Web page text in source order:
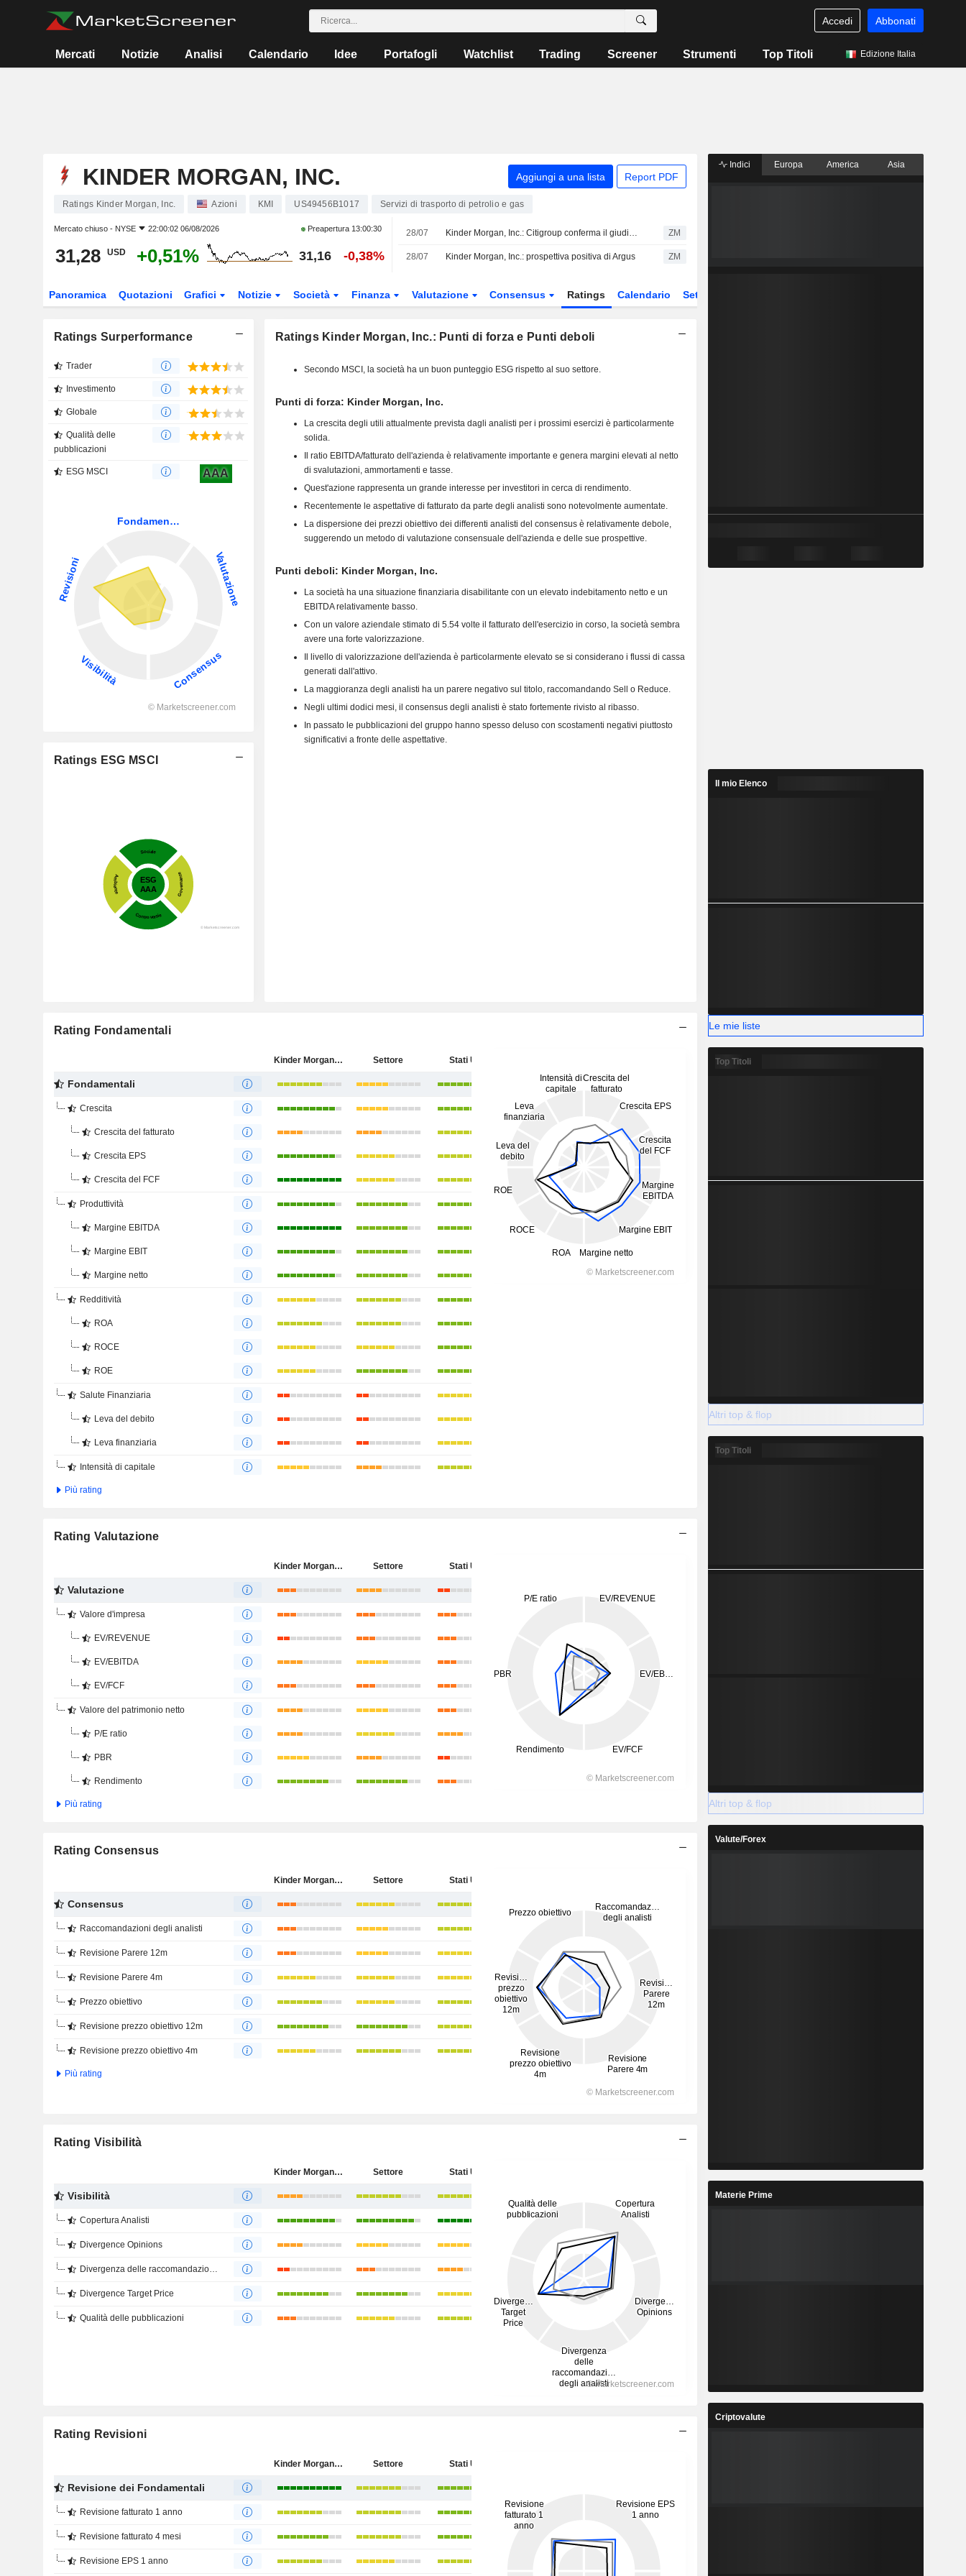
Accedi Abbonati
Mercati Notizie Analisi Calendario Idee Portafogli Watchlist Trading Screener Strumenti Top Titoli Edizione Italia
KINDER MORGAN, INC. Aggiungi a una lista Report PDF
Ratings Kinder Morgan, Inc. Azioni KMI US49456B1017 Servizi di trasporto di petrolio e gas
Mercato chiuso - NYSE 22:00:02 06/08/2026 Preapertura 13:00:30
31,28 USD +0,51% 31,16 -0,38%
28/07 Kinder Morgan, Inc.: Citigroup conferma il giudizio Neutral ZM
28/07 Kinder Morgan, Inc.: prospettiva positiva di Argus ZM
Panoramica Quotazioni Grafici Notizie Società Finanza Valutazione Consensus Ratings Calendario Settore
Ratings Surperformance
Trader
Investimento
Globale
Qualità delle
pubblicazioni
ESG MSCI AAA
Ratings ESG MSCI
Ratings Kinder Morgan, Inc.: Punti di forza e Punti deboli
Secondo MSCI, la società ha un buon punteggio ESG rispetto al suo settore.
Punti di forza: Kinder Morgan, Inc.
La crescita degli utili attualmente prevista dagli analisti per i prossimi esercizi è particolarmente
solida.
Il ratio EBITDA/fatturato dell'azienda è relativamente importante e genera margini elevati al netto
di svalutazioni, ammortamenti e tasse.
Quest'azione rappresenta un grande interesse per investitori in cerca di rendimento.
Recentemente le aspettative di fatturato da parte degli analisti sono notevolmente aumentate.
La dispersione dei prezzi obiettivo dei differenti analisti del consensus è relativamente debole,
suggerendo un metodo di valutazione consensuale dell'azienda e delle sue prospettive.
Punti deboli: Kinder Morgan, Inc.
La società ha una situazione finanziaria disabilitante con un elevato indebitamento netto e un
EBITDA relativamente basso.
Con un valore aziendale stimato di 5.54 volte il fatturato dell'esercizio in corso, la società sembra
avere una forte valorizzazione.
Il livello di valorizzazione dell'azienda è particolarmente elevato se si considerano i flussi di cassa
generati dall'attivo.
La maggioranza degli analisti ha un parere negativo sul titolo, raccomandando Sell o Reduce.
Negli ultimi dodici mesi, il consensus degli analisti è stato fortemente rivisto al ribasso.
In passato le pubblicazioni del gruppo hanno spesso deluso con scostamenti negativi piuttosto
significativi a fronte delle aspettative.
Rating Fondamentali
Kinder Morgan, Inc. Settore Stati Uniti
Fondamentali
Crescita
Crescita del fatturato
Crescita EPS
Crescita del FCF
Produttività
Margine EBITDA
Margine EBIT
Margine netto
Redditività
ROA
ROCE
ROE
Salute Finanziaria
Leva del debito
Leva finanziaria
Intensità di capitale
Più rating
Rating Valutazione
Kinder Morgan, Inc. Settore Stati Uniti
Valutazione
Valore d'impresa
EV/REVENUE
EV/EBITDA
EV/FCF
Valore del patrimonio netto
P/E ratio
PBR
Rendimento
Più rating
Rating Consensus
Kinder Morgan, Inc. Settore Stati Uniti
Consensus
Raccomandazioni degli analisti
Revisione Parere 12m
Revisione Parere 4m
Prezzo obiettivo
Revisione prezzo obiettivo 12m
Revisione prezzo obiettivo 4m
Più rating
Rating Visibilità
Kinder Morgan, Inc. Settore Stati Uniti
Visibilità
Copertura Analisti
Divergence Opinions
Divergenza delle raccomandazioni degli analisti
Divergence Target Price
Qualità delle pubblicazioni
Rating Revisioni
Kinder Morgan, Inc. Settore Stati Uniti
Revisione dei Fondamentali
Revisione fatturato 1 anno
Revisione fatturato 4 mesi
Revisione EPS 1 anno
Indici Europa America Asia
Il mio Elenco
Le mie liste
Top Titoli
Altri top & flop
Top Titoli
Altri top & flop
Valute/Forex
Materie Prime
Criptovalute